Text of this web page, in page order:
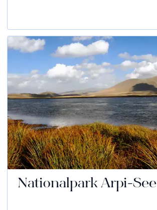
Nationalpark Arpi-See